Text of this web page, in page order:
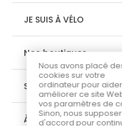
Nous avons placé
cookies sur votre
ordinateur pour
améliorer ce site
vos paramètres de
Sinon, nous
d'accord pour
JE SUIS À VÉLO
Nos boutiques
Suivez-nous
À propos